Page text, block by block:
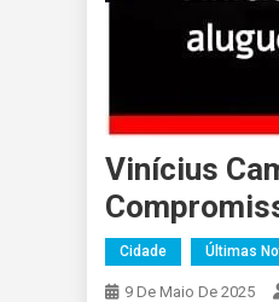
Vinícius
Cidade Últimas
9 De Maio De 2025